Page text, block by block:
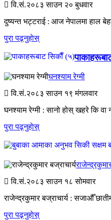
वि.सं.२०८३साउन २० बुधवार
दुष्यन्त भट्टराई : आज नेपालमा हाल
पुरा पढ्नुहाेस्
घनश्याम रेग्मी
वि.सं.२०८३साउन १९ मंगलवार
घनश्याम रेग्मी : सानो होस् खहरे कि वा
पुरा पढ्नुहाेस्
वि.सं.२०८३साउन १८ सोमवार
राजेन्द्रकुमार बज्राचार्य : सजाऔँ
पुरा पढ्नुहाेस्